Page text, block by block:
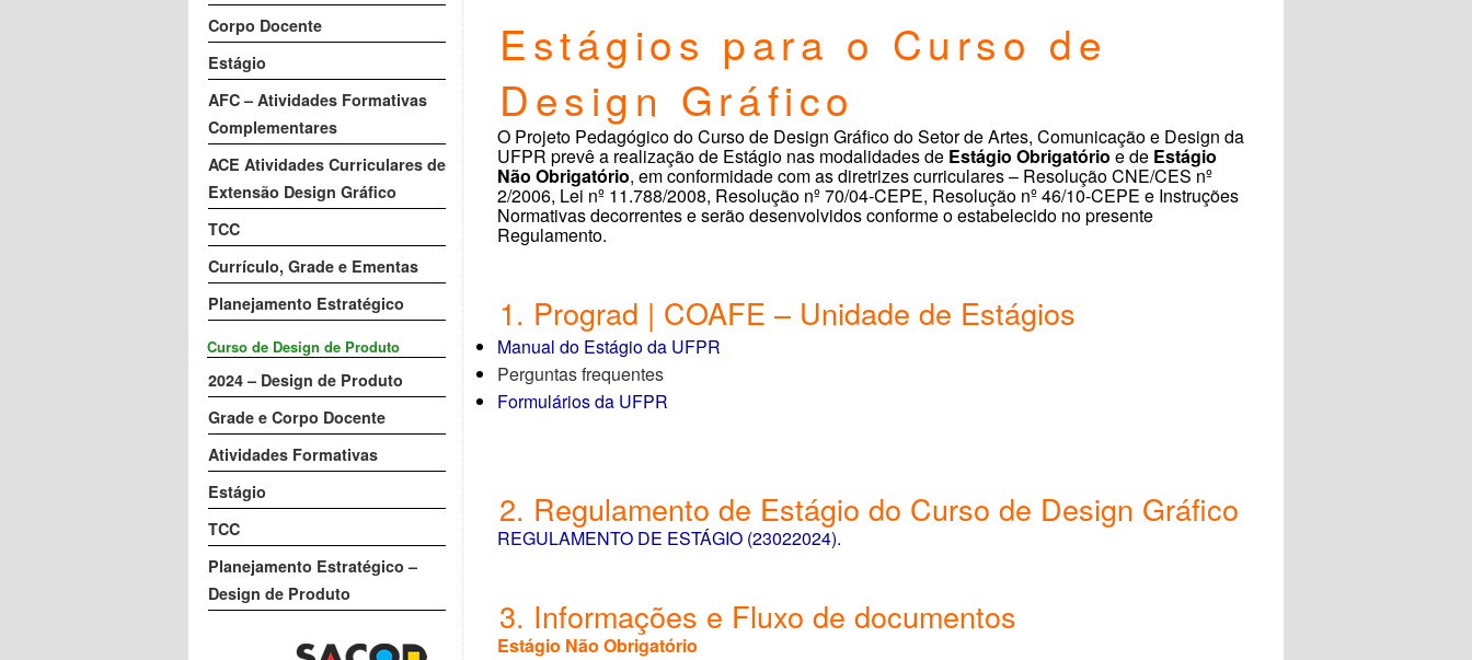
Corpo Docente
Estágio
AFC – Atividades Formativas
Complementares
ACE Atividades Curriculares de
Extensão Design Gráfico
TCC
Currículo, Grade e Ementas
Planejamento Estratégico
Curso de Design de Produto
2024 – Design de Produto
Grade e Corpo Docente
Atividades Formativas
Estágio
TCC
Planejamento Estratégico –
Design de Produto
Estágios para o Curso de
Design Gráfico
O Projeto Pedagógico do Curso de Design Gráfico do Setor de Artes, Comunicação e Design da
UFPR prevê a realização de Estágio nas modalidades de Estágio Obrigatório e de Estágio
Não Obrigatório, em conformidade com as diretrizes curriculares – Resolução CNE/CES nº
2/2006, Lei nº 11.788/2008, Resolução nº 70/04-CEPE, Resolução nº 46/10-CEPE e Instruções
Normativas decorrentes e serão desenvolvidos conforme o estabelecido no presente
Regulamento.
1. Prograd | COAFE – Unidade de Estágios
Manual do Estágio da UFPR
Perguntas frequentes
Formulários da UFPR
2. Regulamento de Estágio do Curso de Design Gráfico
REGULAMENTO DE ESTÁGIO (23022024).
3. Informações e Fluxo de documentos
Estágio Não Obrigatório